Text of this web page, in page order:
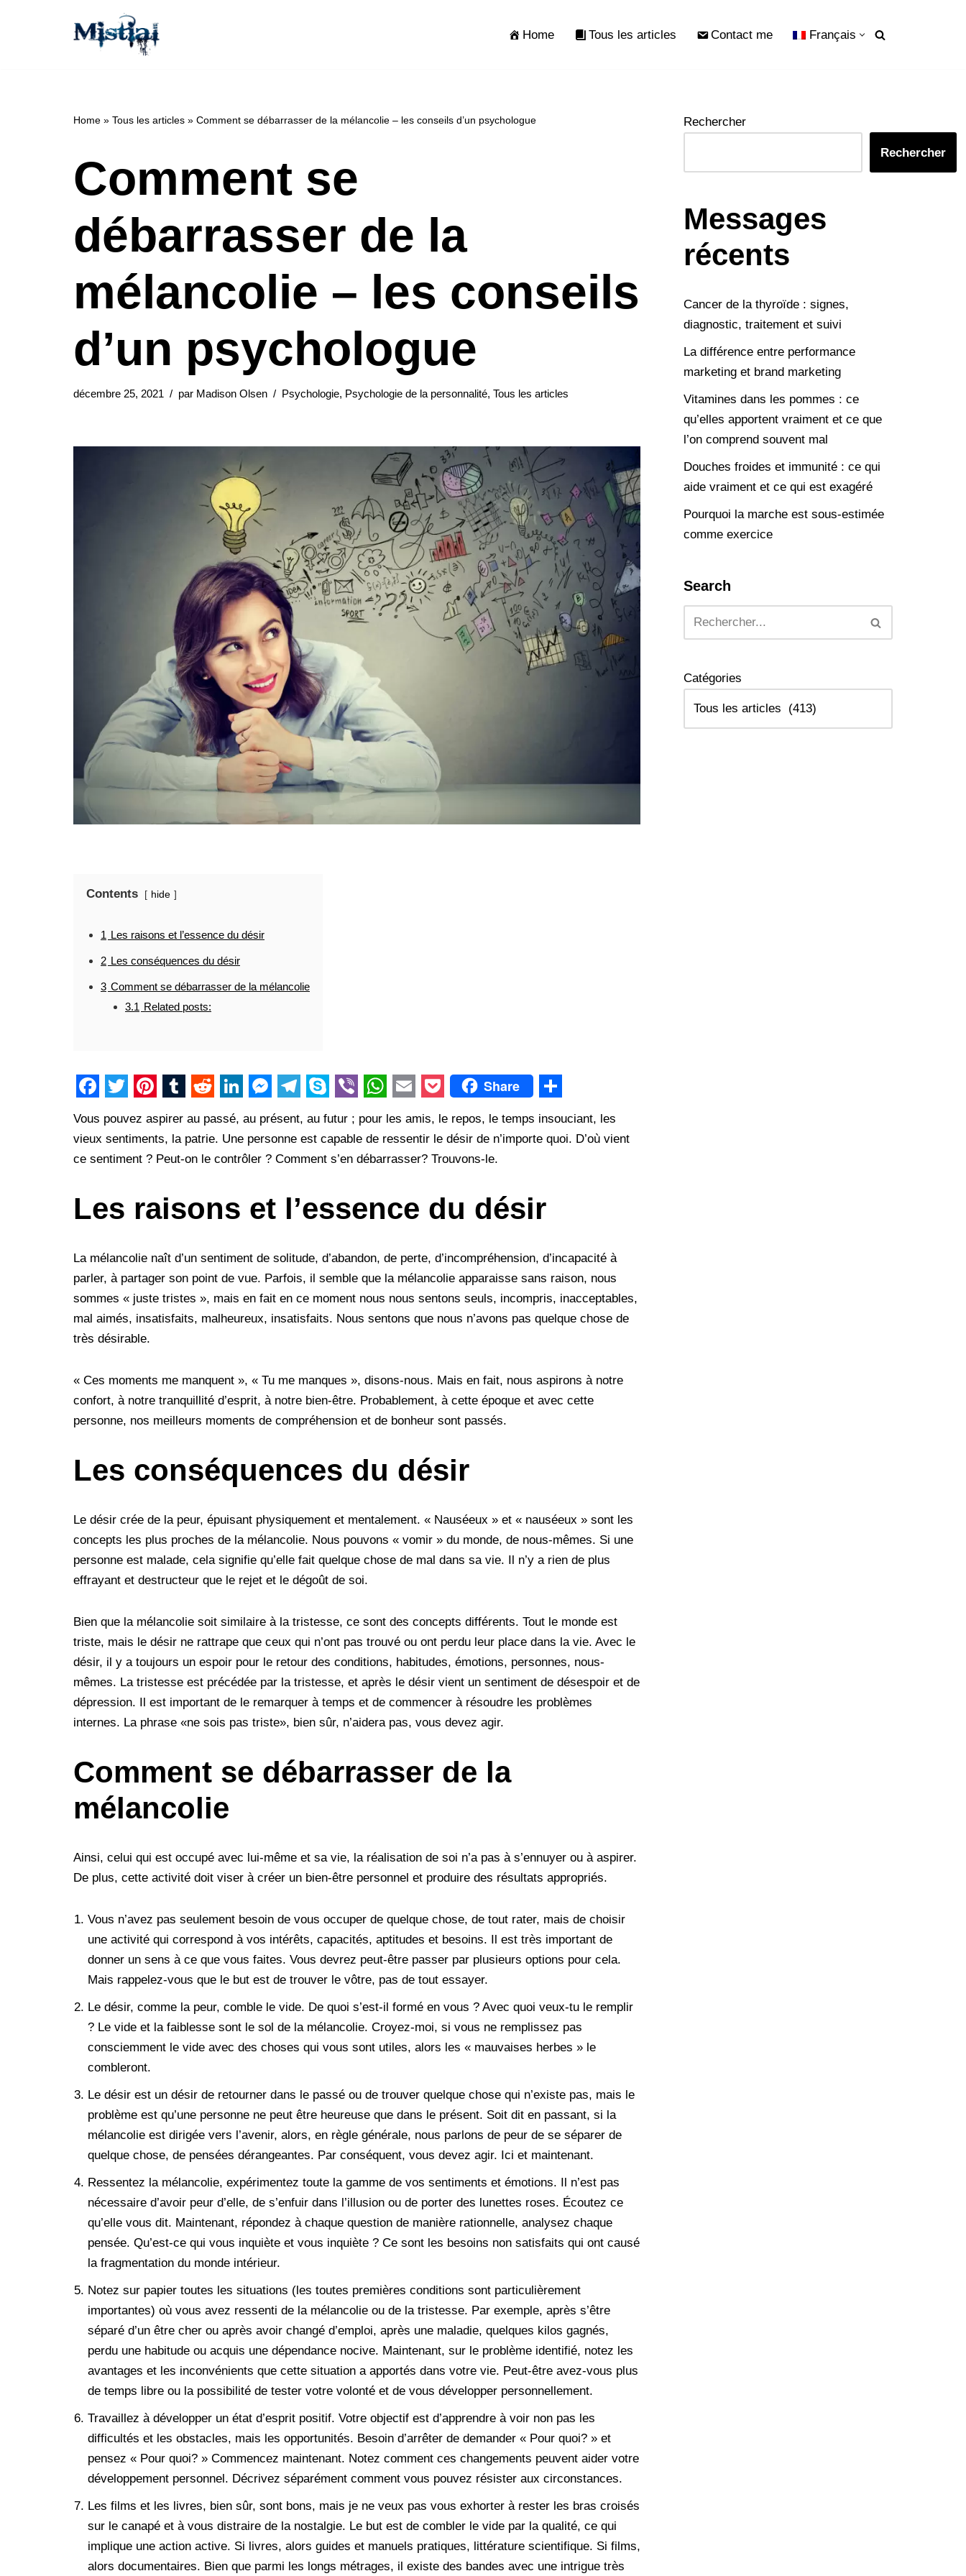
Home Tous les articles Contact me Français
Home » Tous les articles » Comment se débarrasser de la mélancolie – les conseils d’un psychologue
Comment se
débarrasser de la
mélancolie – les conseils
d’un psychologue
décembre 25, 2021 par Madison Olsen Psychologie, Psychologie de la personnalité, Tous les articles
Contents hide
1 Les raisons et l’essence du désir
2 Les conséquences du désir
3 Comment se débarrasser de la mélancolie
3.1 Related posts:
F
a
c
b
o
k
w
i
t
e
r
i
n
e
r
e
s
t
T
u
m
l
r
e
d
i
t
L
i
n
e
d
I
n
e
s
e
n
g
e
r
e
l
g
a
m
k
y
e
V
i
b
r
h
a
s
A
p
m
a
l
P
o
c
e
Share
S
h
a
e
Vous pouvez aspirer au passé, au présent, au futur ; pour les amis, le repos, le temps insouciant, les
vieux sentiments, la patrie. Une personne est capable de ressentir le désir de n’importe quoi. D’où vient
ce sentiment ? Peut-on le contrôler ? Comment s’en débarrasser? Trouvons-le.
Les raisons et l’essence du désir
La mélancolie naît d’un sentiment de solitude, d’abandon, de perte, d’incompréhension, d’incapacité à
parler, à partager son point de vue. Parfois, il semble que la mélancolie apparaisse sans raison, nous
sommes « juste tristes », mais en fait en ce moment nous nous sentons seuls, incompris, inacceptables,
mal aimés, insatisfaits, malheureux, insatisfaits. Nous sentons que nous n’avons pas quelque chose de
très désirable.
« Ces moments me manquent », « Tu me manques », disons-nous. Mais en fait, nous aspirons à notre
confort, à notre tranquillité d’esprit, à notre bien-être. Probablement, à cette époque et avec cette
personne, nos meilleurs moments de compréhension et de bonheur sont passés.
Les conséquences du désir
Le désir crée de la peur, épuisant physiquement et mentalement. « Nauséeux » et « nauséeux » sont les
concepts les plus proches de la mélancolie. Nous pouvons « vomir » du monde, de nous-mêmes. Si une
personne est malade, cela signifie qu’elle fait quelque chose de mal dans sa vie. Il n’y a rien de plus
effrayant et destructeur que le rejet et le dégoût de soi.
Bien que la mélancolie soit similaire à la tristesse, ce sont des concepts différents. Tout le monde est
triste, mais le désir ne rattrape que ceux qui n’ont pas trouvé ou ont perdu leur place dans la vie. Avec le
désir, il y a toujours un espoir pour le retour des conditions, habitudes, émotions, personnes, nous-
mêmes. La tristesse est précédée par la tristesse, et après le désir vient un sentiment de désespoir et de
dépression. Il est important de le remarquer à temps et de commencer à résoudre les problèmes
internes. La phrase «ne sois pas triste», bien sûr, n’aidera pas, vous devez agir.
Comment se débarrasser de la
mélancolie
Ainsi, celui qui est occupé avec lui-même et sa vie, la réalisation de soi n’a pas à s’ennuyer ou à aspirer.
De plus, cette activité doit viser à créer un bien-être personnel et produire des résultats appropriés.
Vous n’avez pas seulement besoin de vous occuper de quelque chose, de tout rater, mais de choisir
une activité qui correspond à vos intérêts, capacités, aptitudes et besoins. Il est très important de
donner un sens à ce que vous faites. Vous devrez peut-être passer par plusieurs options pour cela.
Mais rappelez-vous que le but est de trouver le vôtre, pas de tout essayer.
Le désir, comme la peur, comble le vide. De quoi s’est-il formé en vous ? Avec quoi veux-tu le remplir
? Le vide et la faiblesse sont le sol de la mélancolie. Croyez-moi, si vous ne remplissez pas
consciemment le vide avec des choses qui vous sont utiles, alors les « mauvaises herbes » le
combleront.
Le désir est un désir de retourner dans le passé ou de trouver quelque chose qui n’existe pas, mais le
problème est qu’une personne ne peut être heureuse que dans le présent. Soit dit en passant, si la
mélancolie est dirigée vers l’avenir, alors, en règle générale, nous parlons de peur de se séparer de
quelque chose, de pensées dérangeantes. Par conséquent, vous devez agir. Ici et maintenant.
Ressentez la mélancolie, expérimentez toute la gamme de vos sentiments et émotions. Il n’est pas
nécessaire d’avoir peur d’elle, de s’enfuir dans l’illusion ou de porter des lunettes roses. Écoutez ce
qu’elle vous dit. Maintenant, répondez à chaque question de manière rationnelle, analysez chaque
pensée. Qu’est-ce qui vous inquiète et vous inquiète ? Ce sont les besoins non satisfaits qui ont causé
la fragmentation du monde intérieur.
Notez sur papier toutes les situations (les toutes premières conditions sont particulièrement
importantes) où vous avez ressenti de la mélancolie ou de la tristesse. Par exemple, après s’être
séparé d’un être cher ou après avoir changé d’emploi, après une maladie, quelques kilos gagnés,
perdu une habitude ou acquis une dépendance nocive. Maintenant, sur le problème identifié, notez les
avantages et les inconvénients que cette situation a apportés dans votre vie. Peut-être avez-vous plus
de temps libre ou la possibilité de tester votre volonté et de vous développer personnellement.
Travaillez à développer un état d’esprit positif. Votre objectif est d’apprendre à voir non pas les
difficultés et les obstacles, mais les opportunités. Besoin d’arrêter de demander « Pour quoi? » et
pensez « Pour quoi? » Commencez maintenant. Notez comment ces changements peuvent aider votre
développement personnel. Décrivez séparément comment vous pouvez résister aux circonstances.
Les films et les livres, bien sûr, sont bons, mais je ne veux pas vous exhorter à rester les bras croisés
sur le canapé et à vous distraire de la nostalgie. Le but est de combler le vide par la qualité, ce qui
implique une action active. Si livres, alors guides et manuels pratiques, littérature scientifique. Si films,
alors documentaires. Bien que parmi les longs métrages, il existe des bandes avec une intrigue très
Rechercher
Rechercher
Messages
récents
Cancer de la thyroïde : signes,
diagnostic, traitement et suivi
La différence entre performance
marketing et brand marketing
Vitamines dans les pommes : ce
qu’elles apportent vraiment et ce que
l’on comprend souvent mal
Douches froides et immunité : ce qui
aide vraiment et ce qui est exagéré
Pourquoi la marche est sous-estimée
comme exercice
Search
Catégories